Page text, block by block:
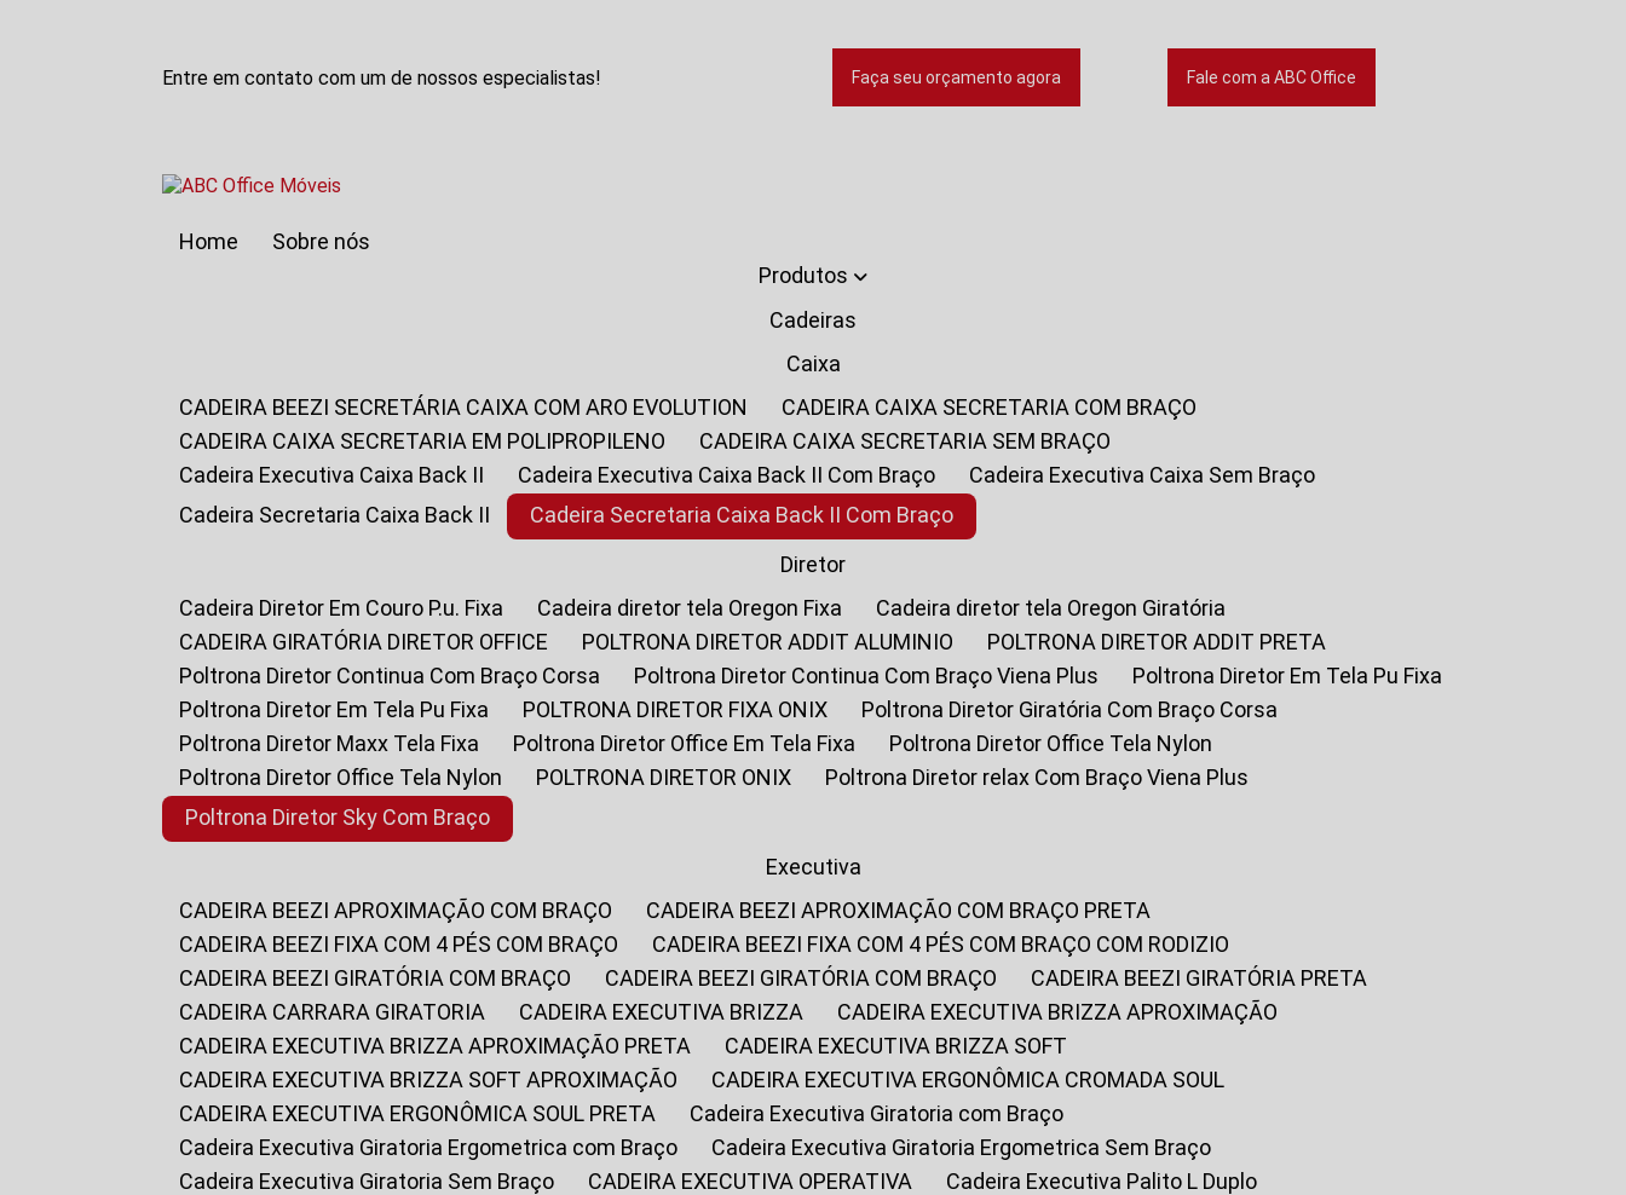
Entre em contato com um de nossos especialistas! Faça seu orçamento agora Fale com a ABC Office
Home
Sobre nós
Produtos
Cadeiras
Caixa
CADEIRA BEEZI SECRETÁRIA CAIXA COM ARO EVOLUTION
CADEIRA CAIXA SECRETARIA COM BRAÇO
CADEIRA CAIXA SECRETARIA EM POLIPROPILENO
CADEIRA CAIXA SECRETARIA SEM BRAÇO
Cadeira Executiva Caixa Back II
Cadeira Executiva Caixa Back II Com Braço
Cadeira Executiva Caixa Sem Braço
Cadeira Secretaria Caixa Back II
Cadeira Secretaria Caixa Back II Com Braço
Diretor
Cadeira Diretor Em Couro P.u. Fixa
Cadeira diretor tela Oregon Fixa
Cadeira diretor tela Oregon Giratória
CADEIRA GIRATÓRIA DIRETOR OFFICE
POLTRONA DIRETOR ADDIT ALUMINIO
POLTRONA DIRETOR ADDIT PRETA
Poltrona Diretor Continua Com Braço Corsa
Poltrona Diretor Continua Com Braço Viena Plus
Poltrona Diretor Em Tela Pu Fixa
Poltrona Diretor Em Tela Pu Fixa
POLTRONA DIRETOR FIXA ONIX
Poltrona Diretor Giratória Com Braço Corsa
Poltrona Diretor Maxx Tela Fixa
Poltrona Diretor Office Em Tela Fixa
Poltrona Diretor Office Tela Nylon
Poltrona Diretor Office Tela Nylon
POLTRONA DIRETOR ONIX
Poltrona Diretor relax Com Braço Viena Plus
Poltrona Diretor Sky Com Braço
Executiva
CADEIRA BEEZI APROXIMAÇÃO COM BRAÇO
CADEIRA BEEZI APROXIMAÇÃO COM BRAÇO PRETA
CADEIRA BEEZI FIXA COM 4 PÉS COM BRAÇO
CADEIRA BEEZI FIXA COM 4 PÉS COM BRAÇO COM RODIZIO
CADEIRA BEEZI GIRATÓRIA COM BRAÇO
CADEIRA BEEZI GIRATÓRIA COM BRAÇO
CADEIRA BEEZI GIRATÓRIA PRETA
CADEIRA CARRARA GIRATORIA
CADEIRA EXECUTIVA BRIZZA
CADEIRA EXECUTIVA BRIZZA APROXIMAÇÃO
CADEIRA EXECUTIVA BRIZZA APROXIMAÇÃO PRETA
CADEIRA EXECUTIVA BRIZZA SOFT
CADEIRA EXECUTIVA BRIZZA SOFT APROXIMAÇÃO
CADEIRA EXECUTIVA ERGONÔMICA CROMADA SOUL
CADEIRA EXECUTIVA ERGONÔMICA SOUL PRETA
Cadeira Executiva Giratoria com Braço
Cadeira Executiva Giratoria Ergometrica com Braço
Cadeira Executiva Giratoria Ergometrica Sem Braço
Cadeira Executiva Giratoria Sem Braço
CADEIRA EXECUTIVA OPERATIVA
Cadeira Executiva Palito L Duplo